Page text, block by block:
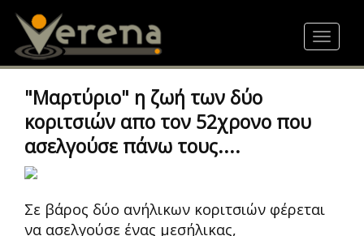
content
Toggle
"Μαρτύριο" η ζωή των δύο
κοριτσιών απο τον 52χρονο που
ασελγούσε πάνω τους....
Σε βάρος δύο ανήλικων κοριτσιών φέρεται
να ασελγούσε ένας μεσήλικας,